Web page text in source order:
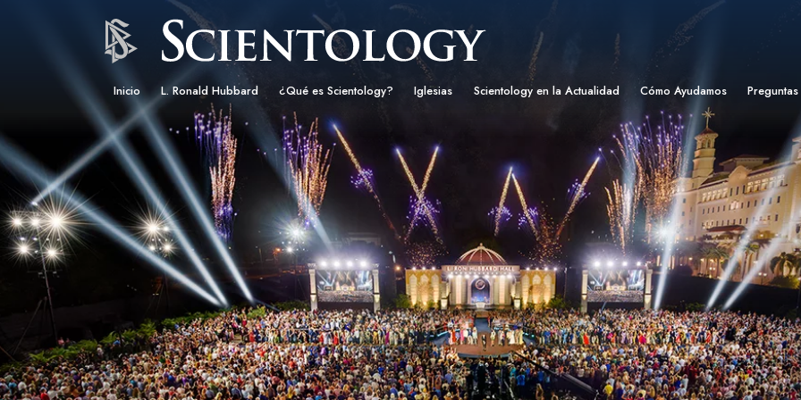
Inicio L. Ronald Hubbard ¿Qué es Scientology?
Creencias y Prácticas
Credos y Códigos de Scientology
Qué dicen los Scientologists acerca de
Scientology
Conoce a un Scientologist
Dentro de una Iglesia
Los Principios Básicos de Scientology
Una Introducción a Dianética
Iglesias
Iglesias Ideales de Scientology
Organizaciones Avanzadas
Base en Tierra de Flag
Freewinds
Llevando Scientology al Mundo
Scientology en la Actualidad
Gran Inauguraciones
Eventos de Scientology
David Miscavige: Líder Eclesiástico de
Scientology
Cómo Ayudamos
El Camino a la Felicidad
Applied Scholastics
Criminon
Narconon
La Verdad Sobre las Drogas
Unidos por los Derechos
Comisión de Ciudadanos por
Derechos Humanos
Dentro de
La